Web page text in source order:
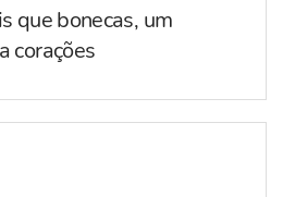
que bonecas, um
corações